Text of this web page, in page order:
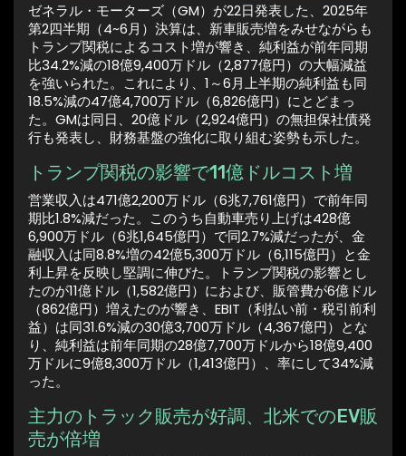
ゼネラル・モーターズ（GM）が22日発表した、2025年
第2四半期（4~6月）決算は、新車販売増をみせながらも
トランプ関税によるコスト増が響き、純利益が前年同期
比34.2%減の18億9,400万ドル（2,877億円）の大幅減益
を強いられた。これにより、1～6月上半期の純利益も同
18.5%減の47億4,700万ドル（6,826億円）にとどまっ
た。GMは同日、20億ドル（2,924億円）の無担保社債発
行も発表し、財務基盤の強化に取り組む姿勢も示した。
トランプ関税の影響で11億ドルコスト増
営業収入は471億2,200万ドル（6兆7,761億円）で前年同
期比1.8%減だった。このうち自動車売り上げは428億
6,900万ドル（6兆1,645億円）で同2.7%減だったが、金
融収入は同8.8%増の42億5,300万ドル（6,115億円）と金
利上昇を反映し堅調に伸びた。トランプ関税の影響とし
たのが11億ドル（1,582億円）におよび、販管費が6億ドル
（862億円）増えたのが響き、EBIT（利払い前・税引前利
益）は同31.6%減の30億3,700万ドル（4,367億円）とな
り、純利益は前年同期の28億7,700万ドルから18億9,400
万ドルに9億8,300万ドル（1,413億円）、率にして34%減
った。
主力のトラック販売が好調、北米でのEV販
売が倍増